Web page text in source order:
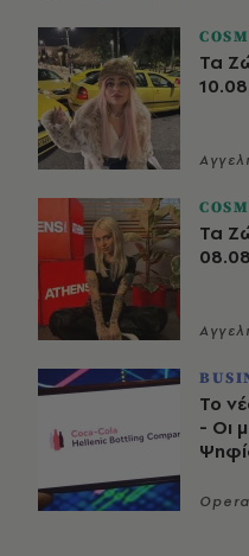
Τα
Τα
Το
- Οι